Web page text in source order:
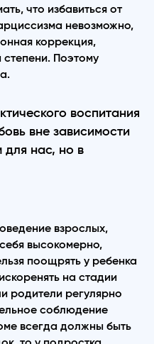
что избавиться от
невозможно,
коррекция,
степени. Поэтому
воспитания
вне зависимости
для нас, но в
взрослых,
высокомерно,
поощрять у ребенка
на стадии
родители регулярно
соблюдение
всегда должны быть